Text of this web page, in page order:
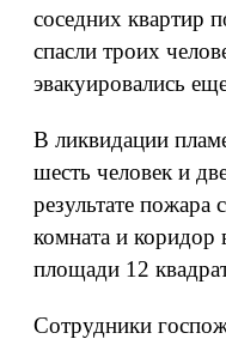
соседних квартир
спасли троих
эвакуировались
В ликвидации
шесть человек и
результате пожара
комната и коридор
площади 12
Сотрудники